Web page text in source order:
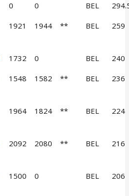
0 0 BEL
1921 1944 ** BEL 259
1732 0 BEL 240
1548 1582 ** BEL 236
1964 1824 ** BEL 224
2092 2080 ** BEL 216
1500 0 BEL 206